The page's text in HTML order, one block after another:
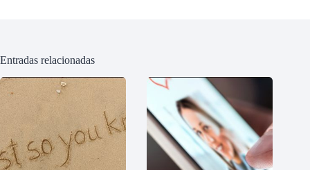
Entradas relacionadas